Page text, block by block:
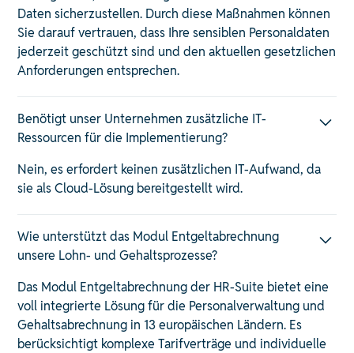
Daten sicherzustellen. Durch diese Maßnahmen können
Sie darauf vertrauen, dass Ihre sensiblen Personaldaten
jederzeit geschützt sind und den aktuellen gesetzlichen
Anforderungen entsprechen. ​
Benötigt unser Unternehmen zusätzliche IT-
Ressourcen für die Implementierung?
Nein, es erfordert keinen zusätzlichen IT-Aufwand, da
sie als Cloud-Lösung bereitgestellt wird. ​
Wie unterstützt das Modul Entgeltabrechnung
unsere Lohn- und Gehaltsprozesse?
Das Modul Entgeltabrechnung der HR-Suite bietet eine
voll integrierte Lösung für die Personalverwaltung und
Gehaltsabrechnung in 13 europäischen Ländern. Es
berücksichtigt komplexe Tarifverträge und individuelle